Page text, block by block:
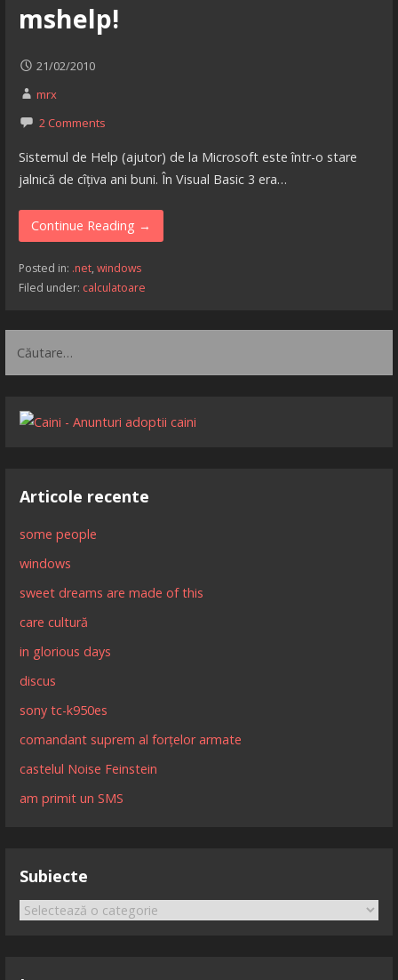
mshelp!
21/02/2010
mrx
2 Comments
Sistemul de Help (ajutor) de la Microsoft este într-o stare
jalnică de cîțiva ani buni. În Visual Basic 3 era…
Continue Reading →
Posted in: .net, windows
Filed under: calculatoare
după:
Articole recente
some people
windows
sweet dreams are made of this
care cultură
in glorious days
discus
sony tc-k950es
comandant suprem al forțelor armate
castelul Noise Feinstein
am primit un SMS
Subiecte
Subiecte